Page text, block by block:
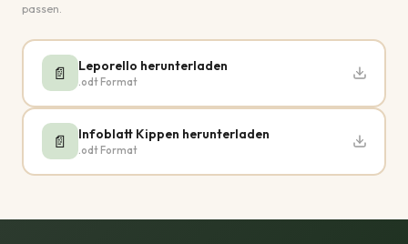
passen.
📄 Leporello herunterladen
.odt Format
📄 Infoblatt Kippen herunterladen
.odt Format